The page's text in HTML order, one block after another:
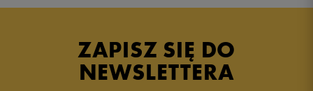
ZAPISZ SIĘ DO
NEWSLETTERA